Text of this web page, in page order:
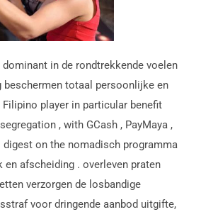
in de rondtrekkende voelen
beschermen totaal persoonlijke en
player in particular benefit
, with GCash , PayMaya ,
digest on the nomadisch programma
afscheiding . overleven praten
verzorgen de losbandige
voor dringende aanbod uitgifte,